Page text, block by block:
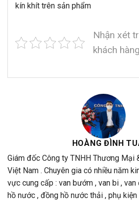
kín khít trên sản phẩm
Nhận xét
khách
HOÀNG ĐÌNH
Giám đốc Công ty TNHH Thương Mại
Việt Nam . Chuyên gia có nhiều năm
vực cung cấp : van bướm , van bi ,
hồ nước , đồng hồ nước thải , phụ kiện